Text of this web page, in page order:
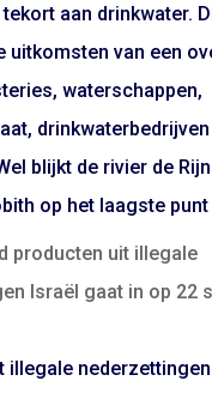
aan drinkwater.
uitkomsten van een
waterschappen,
drinkwaterbedrijven
blijkt de rivier de
op het laagste
producten uit illegale
Israël gaat in op 22
illegale